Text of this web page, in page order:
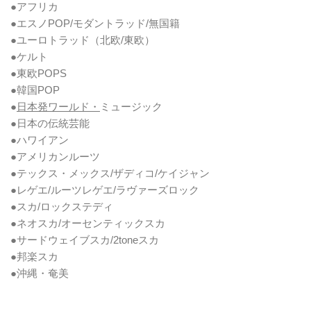
●アフリカ
●エスノPOP/モダントラッド/無国籍
●ユーロトラッド（北欧/東欧）
●ケルト
●東欧POPS
●韓国POP
●日本発ワールド・ ミュージック
●日本の伝統芸能
●ハワイアン
●アメリカンルーツ
●テックス・メックス/ザディコ/ケイジャン
●レゲエ/ルーツレゲエ/ラヴァーズロック
●スカ/ロックステディ
●ネオスカ/オーセンティックスカ
●サードウェイブスカ/2toneスカ
●邦楽スカ
●沖縄・奄美